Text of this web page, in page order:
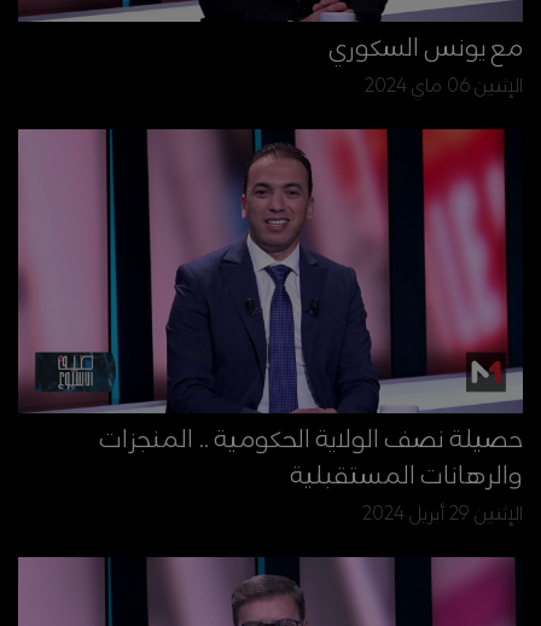
مع يونس السكوري
الإثنين 06 ماي 2024
حصيلة نصف الولاية الحكومية .. المنجزات
والرهانات المستقبلية
الإثنين 29 أبريل 2024